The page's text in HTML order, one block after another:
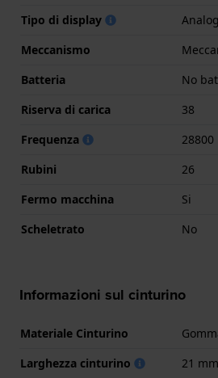
Tipo di display
Meccanismo
Batteria
No
Riserva di carica
38
Frequenza
28800
Rubini
26
Fermo macchina
Si
Scheletrato
No
Informazioni sul cinturino
Materiale Cinturino
Larghezza cinturino
21 mm